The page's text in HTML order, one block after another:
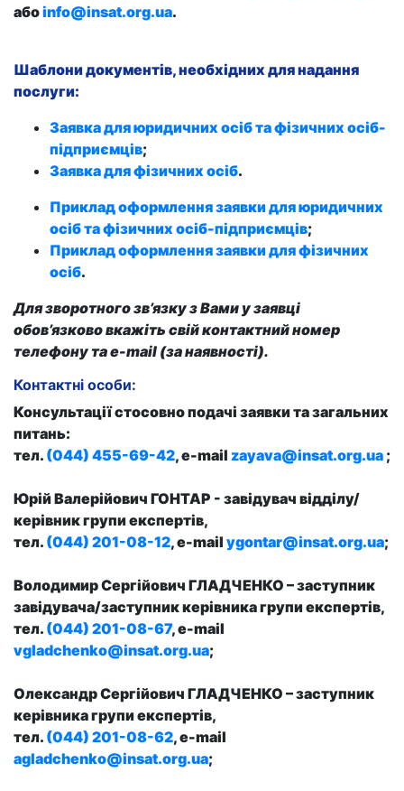
абоinfo@insat.org.ua.
Шаблони документів, необхідних для надання
послуги:
Заявка для юридичних осіб та фізичних осіб-
підприємців;
Заявка для фізичних осіб.
Приклад оформлення заявки для юридичних
осіб та фізичних осіб-підприємців;
Приклад оформлення заявки для фізичних
осіб.
Для зворотного зв’язку з Вами у заявці
обов’язково вкажіть свій контактний номер
телефону та e-mail (за наявності).
Контактні особи:
Консультації стосовно подачі заявки та загальних
питань:
тел. (044) 455-69-42, e-mail zayava@insat.org.ua ;
Юрій Валерійович ГОНТАР - завідувач відділу/
керівник групи експертів,
тел. (044) 201-08-12, e-mail ygontar@insat.org.ua;
Володимир Сергійович ГЛАДЧЕНКО – заступник
завідувача/заступник керівника групи експертів,
тел. (044) 201-08-67, e-mail
vgladchenko@insat.org.ua;
Олександр Сергійович ГЛАДЧЕНКО – заступник
керівника групи експертів,
тел. (044) 201-08-62, e-mail
agladchenko@insat.org.ua;